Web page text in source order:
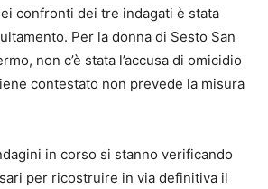
confronti dei tre indagati è stata
Per la donna di Sesto San
non c’è stata l’accusa di omicidio
contestato non prevede la misura
in corso si stanno verificando
per ricostruire in via definitiva il